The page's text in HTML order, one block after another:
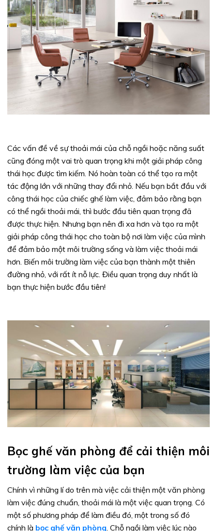
Các vấn đề về sự thoải mái của chỗ ngồi hoặc năng suất
cũng đóng một vai trò quan trọng khi một giải pháp công
thái học được tìm kiếm. Nó hoàn toàn có thể tạo ra một
tác động lớn với những thay đổi nhỏ. Nếu bạn bắt đầu với
công thái học của chiếc ghế làm việc, đảm bảo rằng bạn
có thể ngồi thoải mái, thì bước đầu tiên quan trọng đã
được thực hiện. Nhưng bạn nên đi xa hơn và tạo ra một
giải pháp công thái học cho toàn bộ nơi làm việc của mình
để đảm bảo một môi trường sống và làm việc thoải mái
hơn. Biến môi trường làm việc của bạn thành một thiên
đường nhỏ, với rất ít nỗ lực. Điều quan trọng duy nhất là
bạn thực hiện bước đầu tiên!
Bọc ghế văn phòng để cải thiện môi
trường làm việc của bạn
Chính vì những lí do trên mà việc cải thiện một văn phòng
làm việc đúng chuẩn, thoải mái là một việc quan trọng. Có
một số phương pháp để làm điều đó, một trong số đó
chính là bọc ghế văn phòng. Chỗ ngồi làm việc lúc nào